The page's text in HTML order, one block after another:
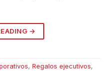
→
, Regalos ejecutivos,